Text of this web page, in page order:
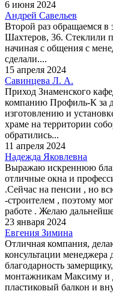
6 июня 2024
Андрей Савельев
Второй раз обращаемся
Шахтеров, 36. Стеклили
начиная с общения с
сделали....
15 апреля 2024
Савинцева Л. А.
Приход Знаменского
компанию Профиль-К за
изготовлению и
храме на территории
обратились...
11 апреля 2024
Надежда Яковлевна
Выражаю искреннюю
отличные окна и
.Сейчас на пенсии , но
-строителем , поэтому
работе . Желаю
23 января 2024
Евгения Зимина
Отличная компания,
консультации менеджера
благодарность
монтажникам Максиму и
пластиковый балкон и